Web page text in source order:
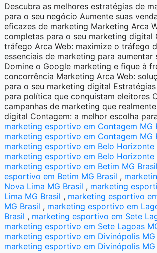
Descubra as melhores estratégias de
para o seu negócio Aumente suas
eficazes de marketing Marketing Arca
completas para o seu marketing digital
tráfego Arca Web: maximize o tráfego
essenciais de marketing para aumentar
Domine o Google marketing e fique à
concorrência Marketing Arca Web:
para o seu marketing digital
para política que conquistam eleitores
campanhas de marketing que
digital Contagem: a melhor escolha
marketing esportivo em Contagem MG
marketing esportivo em Contagem MG
marketing esportivo em Belo Horizonte
marketing esportivo em Belo Horizonte
marketing esportivo em Betim MG Brasil
esportivo em Betim MG Brasil ,
Nova Lima MG Brasil , marketing
Lima MG Brasil , marketing esportivo
MG Brasil , marketing esportivo em
Brasil , marketing esportivo em Sete
marketing esportivo em Sete Lagoas
marketing esportivo em Divinópolis MG
marketing esportivo em Divinópolis MG